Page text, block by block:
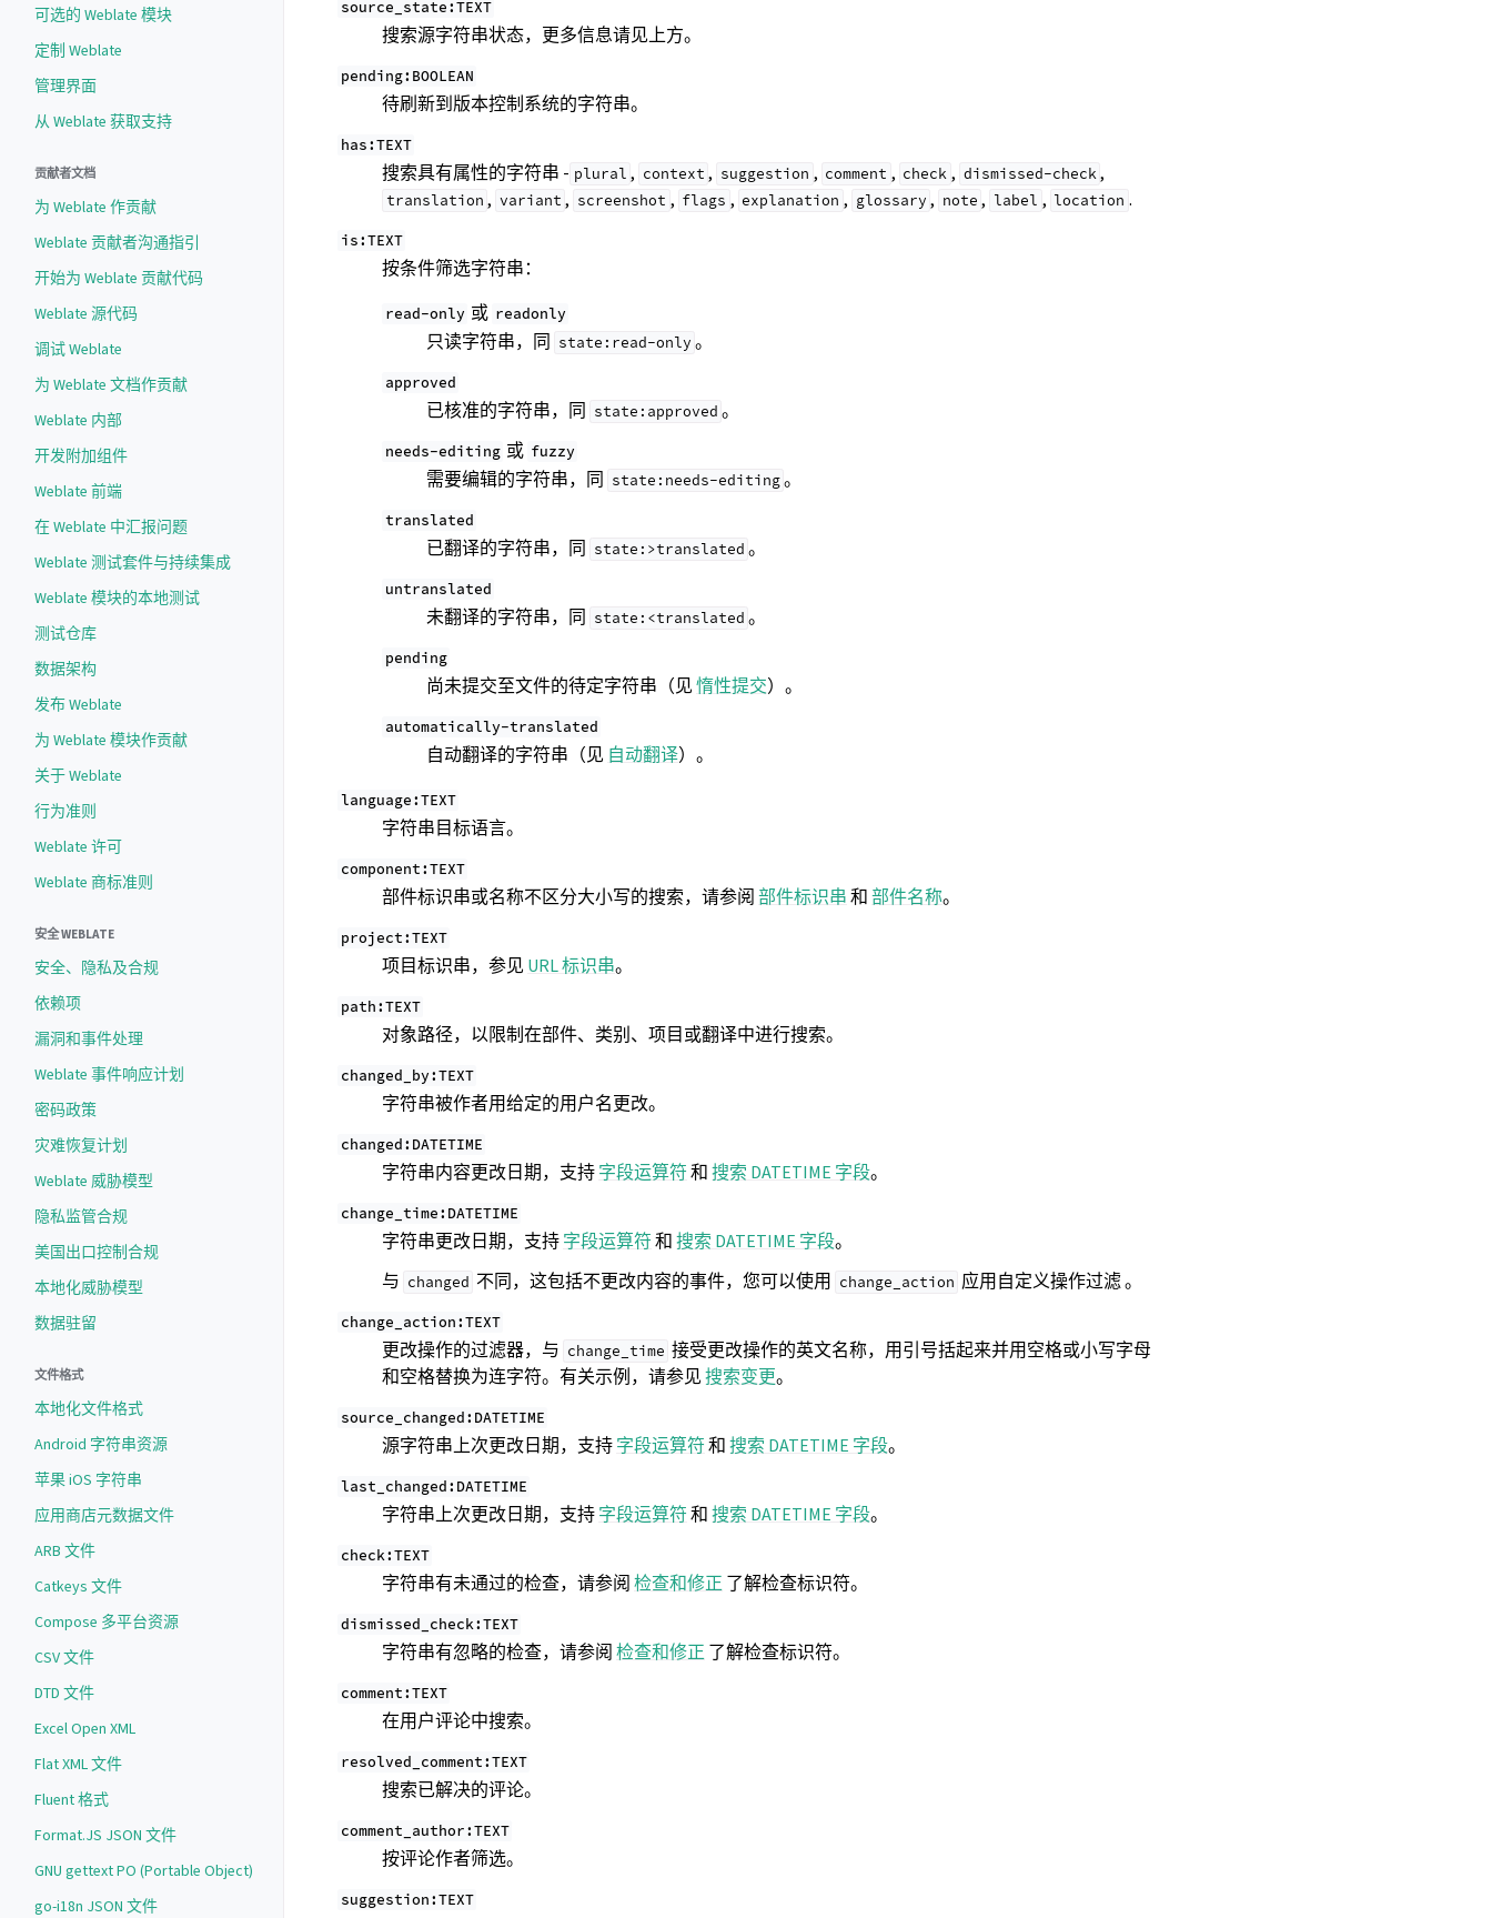
可选的 Weblate 模块
定制 Weblate
管理界面
从 Weblate 获取支持
贡献者文档
为 Weblate 作贡献
Weblate 贡献者沟通指引
开始为 Weblate 贡献代码
Weblate 源代码
调试 Weblate
为 Weblate 文档作贡献
Weblate 内部
开发附加组件
Weblate 前端
在 Weblate 中汇报问题
Weblate 测试套件与持续集成
Weblate 模块的本地测试
测试仓库
数据架构
发布 Weblate
为 Weblate 模块作贡献
关于 Weblate
行为准则
Weblate 许可
Weblate 商标准则
安全 WEBLATE
安全、隐私及合规
依赖项
漏洞和事件处理
Weblate 事件响应计划
密码政策
灾难恢复计划
Weblate 威胁模型
隐私监管合规
美国出口控制合规
本地化威胁模型
数据驻留
文件格式
本地化文件格式
Android 字符串资源
苹果 iOS 字符串
应用商店元数据文件
ARB 文件
Catkeys 文件
Compose 多平台资源
CSV 文件
DTD 文件
Excel Open XML
Flat XML 文件
Fluent 格式
Format.JS JSON 文件
GNU gettext PO (Portable Object)
go-i18n JSON 文件
source_state:TEXT
搜索源字符串状态，更多信息请见上方。
pending:BOOLEAN
待刷新到版本控制系统的字符串。
has:TEXT
搜索具有属性的字符串 - plural , context , suggestion , comment , check , dismissed-check ,
translation , variant , screenshot , flags , explanation , glossary , note , label , location .
is:TEXT
按条件筛选字符串：
read-only 或 readonly
只读字符串，同 state:read-only 。
approved
已核准的字符串，同 state:approved 。
needs-editing 或 fuzzy
需要编辑的字符串，同 state:needs-editing 。
translated
已翻译的字符串，同 state:>translated 。
untranslated
未翻译的字符串，同 state:<translated 。
pending
尚未提交至文件的待定字符串（见惰性提交）。
automatically-translated
自动翻译的字符串（见 自动翻译）。
language:TEXT
字符串目标语言。
component:TEXT
部件标识串或名称不区分大小写的搜索，请参阅部件标识串和部件名称。
project:TEXT
项目标识串，参见 URL 标识串。
path:TEXT
对象路径，以限制在部件、类别、项目或翻译中进行搜索。
changed_by:TEXT
字符串被作者用给定的用户名更改。
changed:DATETIME
字符串内容更改日期，支持字段运算符和搜索 DATETIME 字段。
change_time:DATETIME
字符串更改日期，支持字段运算符和搜索 DATETIME 字段。
与 changed 不同，这包括不更改内容的事件，您可以使用 change_action 应用自定义操作过滤 。
change_action:TEXT
更改操作的过滤器，与 change_time 接受更改操作的英文名称，用引号括起来并用空格或小写字母
和空格替换为连字符。有关示例，请参见搜索变更。
source_changed:DATETIME
源字符串上次更改日期，支持字段运算符和搜索 DATETIME 字段。
last_changed:DATETIME
字符串上次更改日期，支持字段运算符和搜索 DATETIME 字段。
check:TEXT
字符串有未通过的检查，请参阅检查和修正 了解检查标识符。
dismissed_check:TEXT
字符串有忽略的检查，请参阅检查和修正 了解检查标识符。
comment:TEXT
在用户评论中搜索。
resolved_comment:TEXT
搜索已解决的评论。
comment_author:TEXT
按评论作者筛选。
suggestion:TEXT